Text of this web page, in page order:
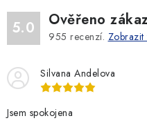
5.0 Ověřeno
955 recenzí. Zobrazit
Silvana Andelova
Jsem spokojena